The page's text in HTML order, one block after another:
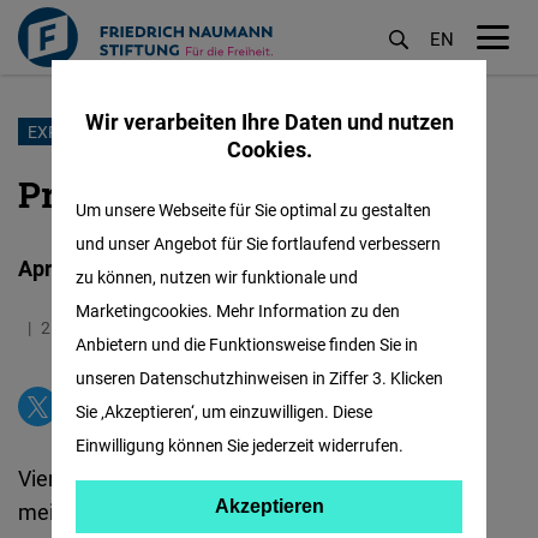
Direkt
Inhalt
EN
EXPERIENCE
Praktikumsbericht
April - Juli 2023 - Leonie de Weerth
25.07.2023
Vier Monate in Beirut: eine Entscheidung, die in
meinem Freundes- und Familienkreis auf viele
Wir verarbeiten Ihre Daten und nutzen
Cookies.
Um unsere Webseite für Sie optimal zu gestalten
und unser Angebot für Sie fortlaufend verbessern
zu können, nutzen wir funktionale und
Marketingcookies. Mehr Information zu den
Anbietern und die Funktionsweise finden Sie in
unseren Datenschutzhinweisen in Ziffer 3. Klicken
Sie ‚Akzeptieren‘, um einzuwilligen. Diese
Einwilligung können Sie jederzeit widerrufen.
Akzeptieren